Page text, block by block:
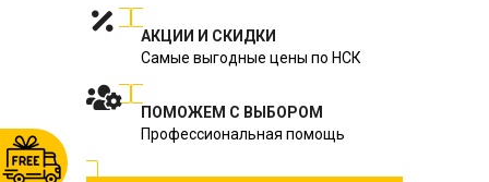
АКЦИИ И СКИДКИ
Самые выгодные цены по НСК
ПОМОЖЕМ С ВЫБОРОМ
Профессиональная помощь